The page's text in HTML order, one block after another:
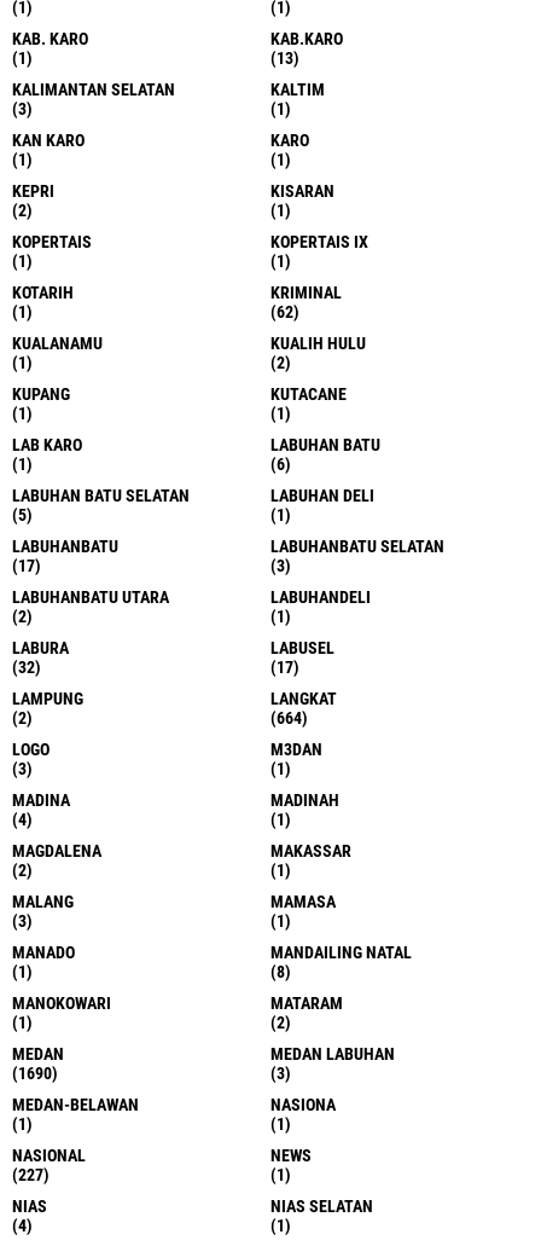
(1)
(1)
KAB. KARO
(1)
KAB.KARO
(13)
KALIMANTAN SELATAN
(3)
KALTIM
(1)
KAN KARO
(1)
KARO
(1)
KEPRI
(2)
KISARAN
(1)
KOPERTAIS
(1)
KOPERTAIS IX
(1)
KOTARIH
(1)
KRIMINAL
(62)
KUALANAMU
(1)
KUALIH HULU
(2)
KUPANG
(1)
KUTACANE
(1)
LAB KARO
(1)
LABUHAN BATU
(6)
LABUHAN BATU SELATAN
(5)
LABUHAN DELI
(1)
LABUHANBATU
(17)
LABUHANBATU SELATAN
(3)
LABUHANBATU UTARA
(2)
LABUHANDELI
(1)
LABURA
(32)
LABUSEL
(17)
LAMPUNG
(2)
LANGKAT
(664)
LOGO
(3)
M3DAN
(1)
MADINA
(4)
MADINAH
(1)
MAGDALENA
(2)
MAKASSAR
(1)
MALANG
(3)
MAMASA
(1)
MANADO
(1)
MANDAILING NATAL
(8)
MANOKOWARI
(1)
MATARAM
(2)
MEDAN
(1690)
MEDAN LABUHAN
(3)
MEDAN-BELAWAN
(1)
NASIONA
(1)
NASIONAL
(227)
NEWS
(1)
NIAS
(4)
NIAS SELATAN
(1)